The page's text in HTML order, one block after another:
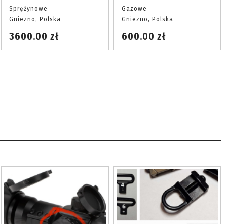
Sprężynowe
Gniezno, Polska
3600.00 zł
Gazowe
Gniezno, Polska
600.00 zł